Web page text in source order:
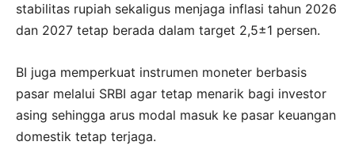
stabilitas rupiah sekaligus menjaga inflasi tahun 2026
dan 2027 tetap berada dalam target 2,5±1 persen.
BI juga memperkuat instrumen moneter berbasis
pasar melalui SRBI agar tetap menarik bagi investor
asing sehingga arus modal masuk ke pasar keuangan
domestik tetap terjaga.